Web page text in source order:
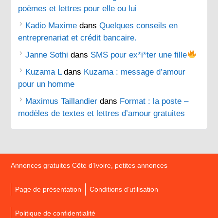
poèmes et lettres pour elle ou lui
Kadio Maxime dansQuelques conseils en
entreprenariat et crédit bancaire.
Janne Sothi dans SMS pour ex*i*ter une fille
Kuzama Ldans Kuzama : message d’amour
pour un homme
Maximus Taillandier dans Format : la poste –
modèles de textes et lettres d’amour gratuites
Annonces gratuites Côte d’Ivoire, petites annonces
Page de présentation Conditions d’utilisation
Politique de confidentialité